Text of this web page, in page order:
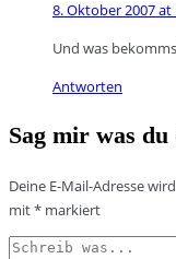
8. Oktober 2007 at
Und was
Antworten
Sag mir was du
Deine E-Mail-Adresse
mit* markiert